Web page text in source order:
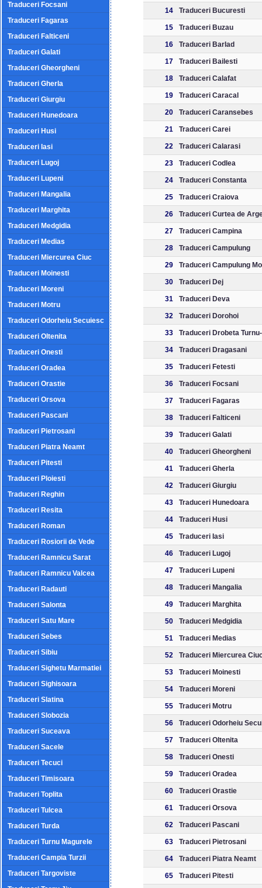
Traduceri Focsani
Traduceri Fagaras
Traduceri Falticeni
Traduceri Galati
Traduceri Gheorgheni
Traduceri Gherla
Traduceri Giurgiu
Traduceri Hunedoara
Traduceri Husi
Traduceri Iasi
Traduceri Lugoj
Traduceri Lupeni
Traduceri Mangalia
Traduceri Marghita
Traduceri Medgidia
Traduceri Medias
Traduceri Miercurea Ciuc
Traduceri Moinesti
Traduceri Moreni
Traduceri Motru
Traduceri Odorheiu Secuiesc
Traduceri Oltenita
Traduceri Onesti
Traduceri Oradea
Traduceri Orastie
Traduceri Orsova
Traduceri Pascani
Traduceri Pietrosani
Traduceri Piatra Neamt
Traduceri Pitesti
Traduceri Ploiesti
Traduceri Reghin
Traduceri Resita
Traduceri Roman
Traduceri Rosiorii de Vede
Traduceri Ramnicu Sarat
Traduceri Ramnicu Valcea
Traduceri Radauti
Traduceri Salonta
Traduceri Satu Mare
Traduceri Sebes
Traduceri Sibiu
Traduceri Sighetu Marmatiei
Traduceri Sighisoara
Traduceri Slatina
Traduceri Slobozia
Traduceri Suceava
Traduceri Sacele
Traduceri Tecuci
Traduceri Timisoara
Traduceri Toplita
Traduceri Tulcea
Traduceri Turda
Traduceri Turnu Magurele
Traduceri Campia Turzii
Traduceri Targoviste
14 Traduceri Bucuresti
15 Traduceri Buzau
16 Traduceri Barlad
17 Traduceri Bailesti
18 Traduceri Calafat
19 Traduceri Caracal
20 Traduceri Caransebes
21 Traduceri Carei
22 Traduceri Calarasi
23 Traduceri Codlea
24 Traduceri Constanta
25 Traduceri Craiova
26 Traduceri Curtea de
27 Traduceri Campina
28 Traduceri Campulung
29 Traduceri Campulung
30 Traduceri Dej
31 Traduceri Deva
32 Traduceri Dorohoi
33 Traduceri Drobeta
34 Traduceri Dragasani
35 Traduceri Fetesti
36 Traduceri Focsani
37 Traduceri Fagaras
38 Traduceri Falticeni
39 Traduceri Galati
40 Traduceri Gheorgheni
41 Traduceri Gherla
42 Traduceri Giurgiu
43 Traduceri Hunedoara
44 Traduceri Husi
45 Traduceri Iasi
46 Traduceri Lugoj
47 Traduceri Lupeni
48 Traduceri Mangalia
49 Traduceri Marghita
50 Traduceri Medgidia
51 Traduceri Medias
52 Traduceri Miercurea
53 Traduceri Moinesti
54 Traduceri Moreni
55 Traduceri Motru
56 Traduceri Odorheiu
57 Traduceri Oltenita
58 Traduceri Onesti
59 Traduceri Oradea
60 Traduceri Orastie
61 Traduceri Orsova
62 Traduceri Pascani
63 Traduceri Pietrosani
64 Traduceri Piatra Neamt
65 Traduceri Pitesti